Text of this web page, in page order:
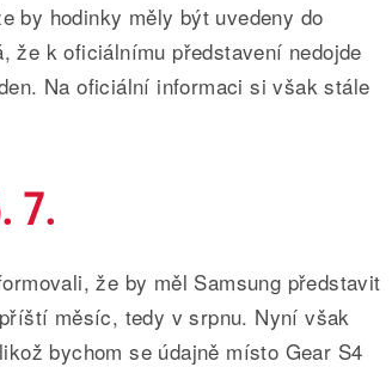
by hodinky měly být uvedeny do
že k oficiálnímu představení nedojde
Na oficiální informaci si však stále
7.
že by měl Samsung představit
měsíc, tedy v srpnu. Nyní však
bychom se údajně místo Gear S4